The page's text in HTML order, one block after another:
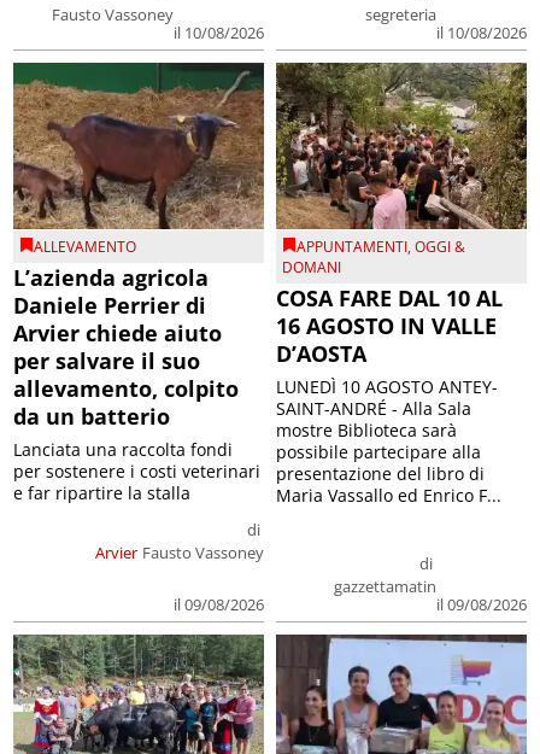
ALLEVAMENTO
L’azienda agricola
Daniele Perrier di
Arvier chiede aiuto
per salvare il suo
allevamento, colpito
da un batterio
Fausto Vassoney
Lanciata una raccolta fondi
per sostenere i costi veterinari
e far ripartire la stalla
APPUNTAMENTI,OGGI &
DOMANI
COSA FARE DAL 10 AL
16 AGOSTO IN VALLE
D’AOSTA
gazzettamatin
LUNEDÌ 10 AGOSTO ANTEY-
SAINT-ANDRÉ - Alla Sala
mostre Biblioteca sarà
possibile partecipare alla
presentazione del libro di
Maria Vassallo ed Enrico F...